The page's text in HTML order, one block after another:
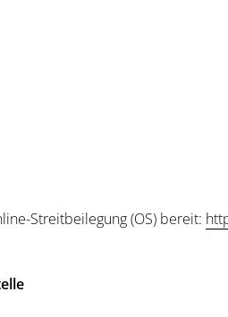
Streitbeilegung (OS) bereit: